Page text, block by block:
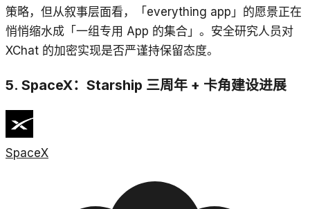
策略，但从叙事层面看，「everything app」的愿景正在
悄悄缩水成「一组专用 App 的集合」。安全研究人员对
XChat 的加密实现是否严谨持保留态度。
5. SpaceX：Starship 三周年 + 卡角建设进展
SpaceX